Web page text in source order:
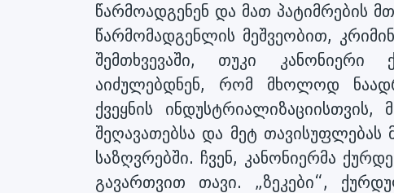
წარმოადგენენ და მათ პატიმრების
წარმომადგენლის მეშვეობით,
შემთხვევაში, თუკი
აიძულებდნენ, რომ მხოლოდ
ქვეყნის
შეღავათებსა და მეტ
საზღვრებში. ჩვენ, კანონიერმა
გავართვით თავი. „ზეკები“,